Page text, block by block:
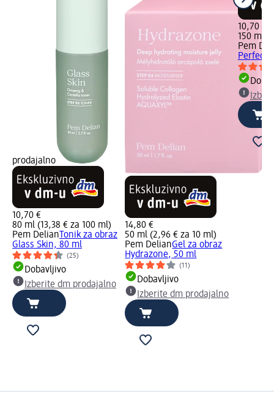
prodajalno
10,70 €
80 ml (13,38 € za 100 ml)
Pem Delian Tonik za obraz
Glass Skin, 80 ml
(25)
Dobavljivo
Izberite dm prodajalno
14,80 €
50 ml (2,96 € za 10 ml)
Pem DelianGel za obraz
Hydrazone, 50 ml
(11)
Dobavljivo
Izberite dm prodajalno
10,70 €
150 ml
Pem